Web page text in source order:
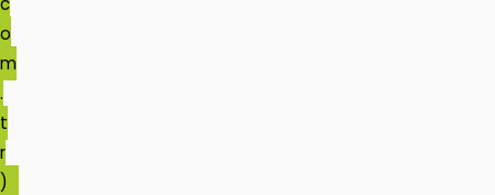
o
m
.
t
r
)